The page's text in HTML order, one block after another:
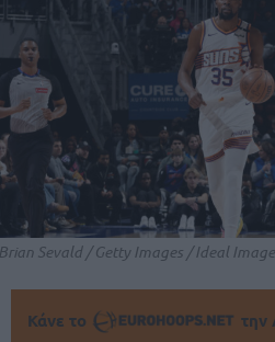
Sevald / Getty Images / Ideal Image
Κάνε το
την